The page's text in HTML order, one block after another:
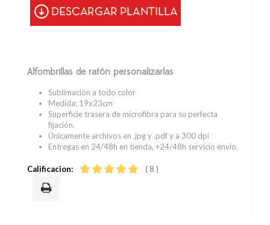
Alfombrillas de ratón personalizarlas
Sublimación a todo color
Medida: 19x23cm
Superficie trasera de microfibra para su perfecta
fijación.
Únicamente archivos en .jpg y .pdf y a 300 dpi
Entregas en 24/48h en tienda, +24/48h servicio envío.
Calificacion: ( 8 )